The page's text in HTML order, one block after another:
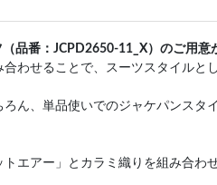
品番：JCPD2650-11_X）のご用意
わせることで、スーツスタイルと
ろん、単品使いでのジャケパンスタ
エアー」とカラミ織りを組み合わ